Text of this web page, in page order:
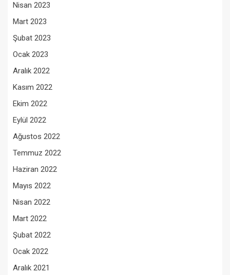
Nisan 2023
Mart 2023
Şubat 2023
Ocak 2023
Aralık 2022
Kasım 2022
Ekim 2022
Eylül 2022
Ağustos 2022
Temmuz 2022
Haziran 2022
Mayıs 2022
Nisan 2022
Mart 2022
Şubat 2022
Ocak 2022
Aralık 2021